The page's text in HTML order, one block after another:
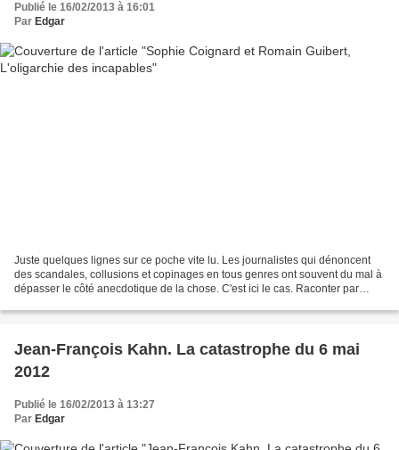
Publié le 16/02/2013 à 16:01
Par Edgar
Juste quelques lignes sur ce poche vite lu. Les journalistes qui dénoncent
des scandales, collusions et copinages en tous genres ont souvent du mal à
dépasser le côté anecdotique de la chose. C'est ici le cas. Raconter par
Jean-François Kahn. La catastrophe du 6 mai
2012
Publié le 16/02/2013 à 13:27
Par Edgar